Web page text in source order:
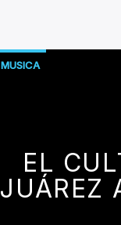
MUSICA
EL
JUÁREZ